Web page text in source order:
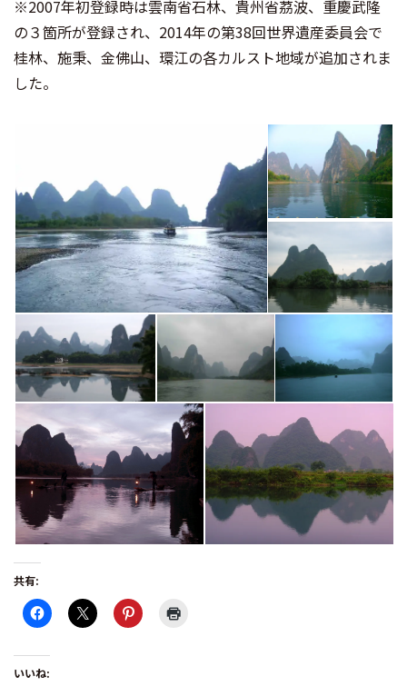
※2007年初登録時は雲南省石林、貴州省茘波、重慶武隆
の３箇所が登録され、2014年の第38回世界遺産委員会で
桂林、施秉、金佛山、環江の各カルスト地域が追加されま
した。
共有:
いいね: